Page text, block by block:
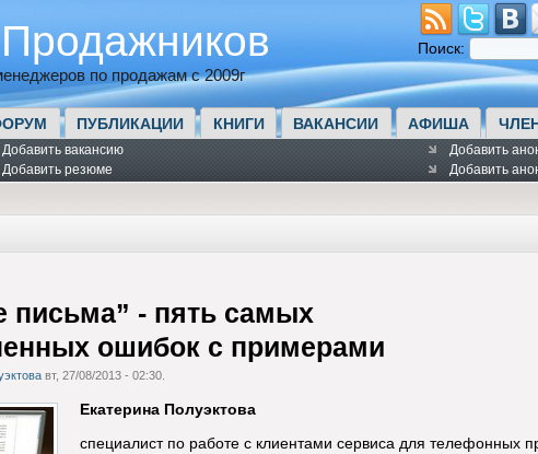
по продажам с 2009г
Поиск:
ПУБЛИКАЦИИ КНИГИ ВАКАНСИИ АФИША
Добавить вакансию
Добавить резюме
Добавить
Добавить
- пять самых
ошибок с примерами
вт, 27/08/2013 - 02:30.
Екатерина Полуэктова
специалист по работе с клиентами сервиса для телефонных